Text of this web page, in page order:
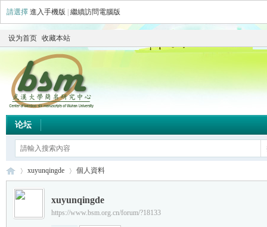
請選擇 進入手機版 繼續訪問電腦版
设为首页 收藏本站
论坛
›
xuyunqingde 個人資料
xuyunqingde
https://www.bsm.org.cn/forum/?18133